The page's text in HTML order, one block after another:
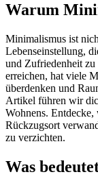
Warum
Minimalismus ist
Lebenseinstellung,
und Zufriedenheit
erreichen, hat viele
überdenken und
Artikel führen wir
Wohnens.
Rückzugsort
zu verzichten.
Was